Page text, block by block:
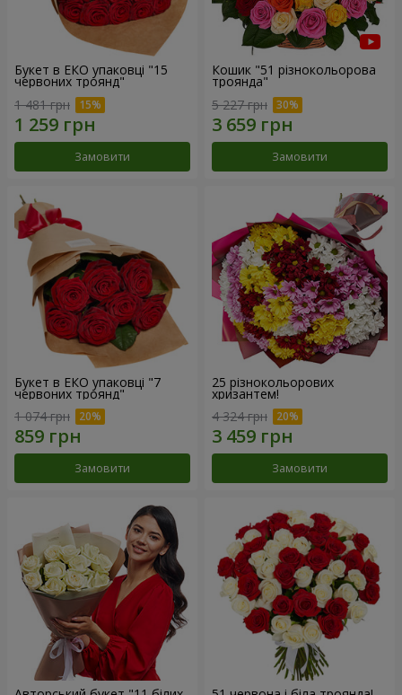
Букет в ЕКО упаковці "15
червоних троянд"
1 481 грн
Замовити
Кошик "51 різнокольорова
троянда"
5 227 грн
Замовити
Букет в ЕКО упаковці "7
червоних троянд"
1 074 грн
Замовити
25 різнокольорових
хризантем!
4 324 грн
Замовити